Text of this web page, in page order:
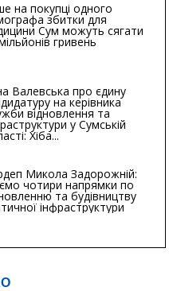
на покупці одного
збитки для
Сум можуть сягати
гривень
Валевська про єдину
на керівника
відновлення та
у Сумській
Хіба...
Микола Задорожній:
чотири напрямки по
та будівництву
інфраструктури